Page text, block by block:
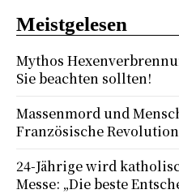
Meistgelesen
Mythos
Sie beachten sollten!
Massenmord und
Französische Revolution
24-Jährige wird
Messe: „Die beste